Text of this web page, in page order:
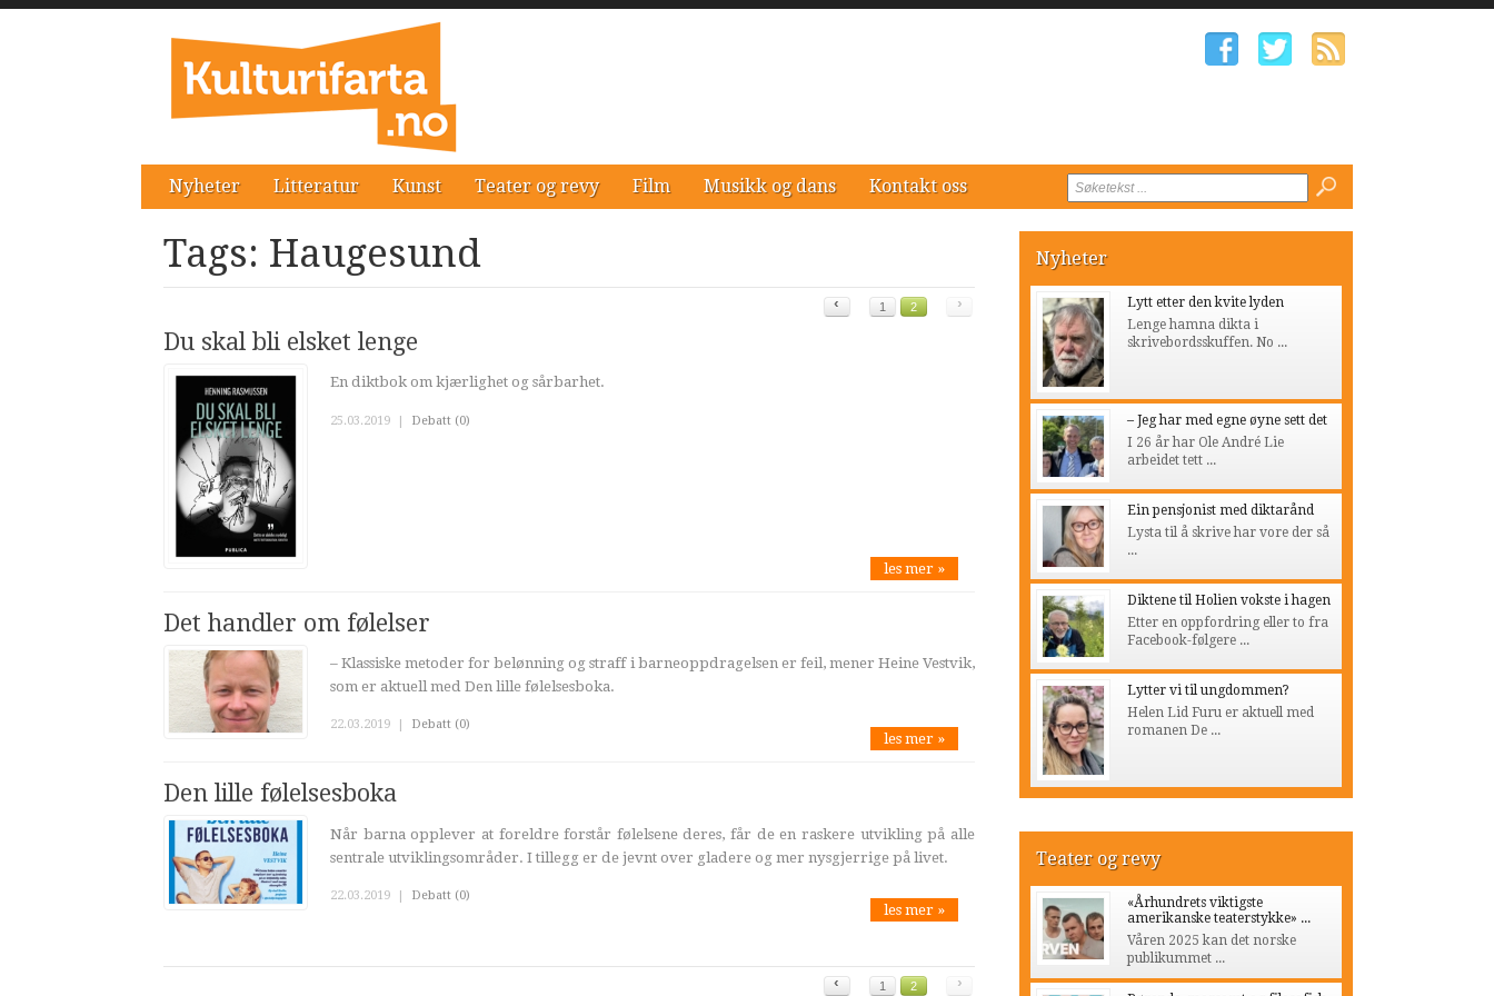
Nyheter Litteratur Kunst Teater og revy Film Musikk og dans Kontakt oss
Tags: Haugesund
‹ 1 2 ›
Du skal bli elsket lenge
En diktbok om kjærlighet og sårbarhet.
25.03.2019 | Debatt (0)
les mer »
Det handler om følelser
– Klassiske metoder for belønning og straff i barneoppdragelsen er feil, mener Heine Vestvik,
som er aktuell med Den lille følelsesboka.
22.03.2019 Debatt (0)
les mer »
Den lille følelsesboka
Når barna opplever at foreldre forstår følelsene deres, får de en raskere utvikling på alle
sentrale utviklingsområder. I tillegg er de jevnt over gladere og mer nysgjerrige på livet.
22.03.2019 | Debatt (0)
les mer »
‹ 1 2 ›
Nyheter
Lytt etter den kvite lyden
Lenge hamna dikta i
skrivebordsskuffen. No ...
– Jeg har med egne øyne sett det
I 26 år har Ole André Lie
arbeidet tett ...
Ein pensjonist med diktarånd
Lysta til å skrive har vore der så
...
Diktene til Holien vokste i hagen
Etter en oppfordring eller to fra
Facebook-følgere ...
Lytter vi til ungdommen?
Helen Lid Furu er aktuell med
romanen De ...
Teater og revy
«Århundrets viktigste
amerikanske teaterstykke» ...
Våren 2025 kan det norske
publikummet ...